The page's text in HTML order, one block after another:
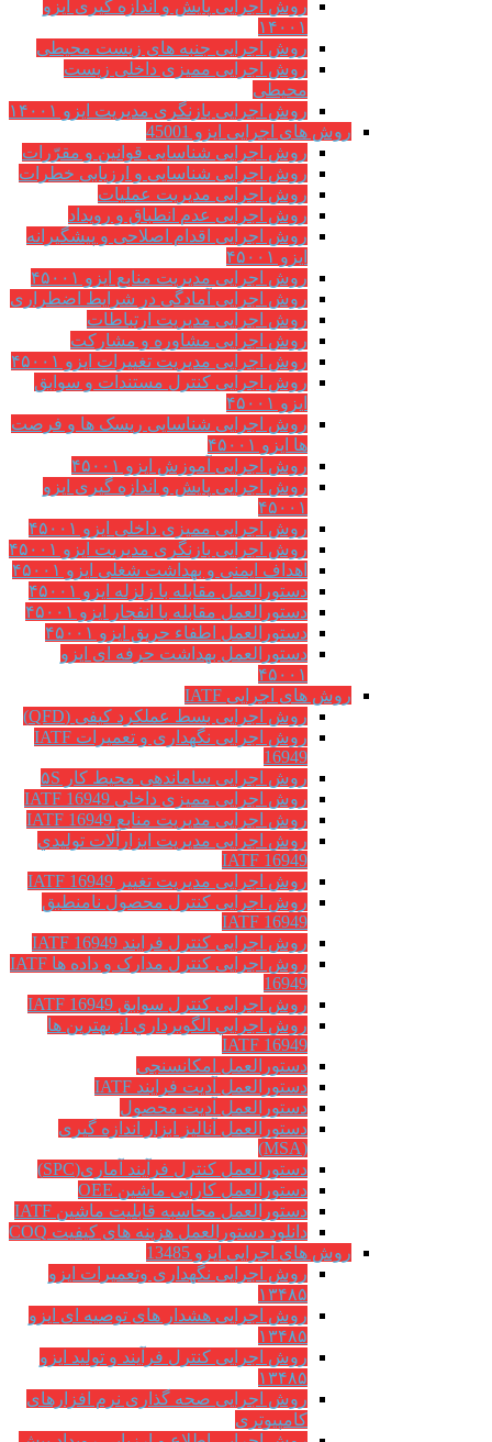
روش اجرایی پایش و اندازه گیری ایزو
۱۴۰۰۱
روش اجرایی جنبه های زیست محیطی
روش اجرایی ممیزی داخلی زیست
محیطی
روش اجرایی بازنگری مدیریت ایزو ۱۴۰۰۱
روش های اجرایی ایزو 45001
روش اجرایی شناسایی قوانین و مقرّرات
روش اجرایی شناسایی و ارزیابی خطرات
روش اجرایی مدیریت عملیات
روش اجرایی عدم انطباق و رویداد
روش اجرایی اقدام اصلاحی و پیشگیرانه
ایزو ۴۵۰۰۱
روش اجرایی مدیریت منابع ایزو ۴۵۰۰۱
روش اجرایی آمادگی در شرایط اضطراری
روش اجرایی مدیریت ارتباطات
روش اجرایی مشاوره و مشارکت
روش اجرایی مدیریت تغییرات ایزو ۴۵۰۰۱
روش اجرایی کنترل مستندات و سوابق
ایزو ۴۵۰۰۱
روش اجرایی شناسایی ریسک ها و فرصت
ها ایزو ۴۵۰۰۱
روش اجرایی آموزش ایزو ۴۵۰۰۱
روش اجرایی پایش و اندازه گیری ایزو
۴۵۰۰۱
روش اجرایی ممیزی داخلی ایزو ۴۵۰۰۱
روش اجرایی بازنگری مدیریت ایزو ۴۵۰۰۱
اهداف ایمنی و بهداشت شغلی ایزو ۴۵۰۰۱
دستورالعمل مقابله با زلزله ایزو ۴۵۰۰۱
دستورالعمل مقابله با انفجار ایزو ۴۵۰۰۱
دستورالعمل اطفاء حریق ایزو ۴۵۰۰۱
دستورالعمل بهداشت حرفه ای ایزو
۴۵۰۰۱
روش های اجرایی IATF
روش اجرایی بسط عملکرد کیفی (QFD)
روش اجرایی نگهداری و تعمیرات IATF
16949
روش اجرایی ساماندهی محیط کار ۵S
روش اجرایی ممیزی داخلی IATF 16949
روش اجرایی مدیریت منابع IATF 16949
روش اجرایی مديريت ابزارآلات توليدي
IATF 16949
روش اجرایی مدیریت تغییر IATF 16949
روش اجرایی کنترل محصول نامنطبق
IATF 16949
روش اجرایی کنترل فرایند IATF 16949
روش اجرایی کنترل مدارک و داده ها IATF
16949
روش اجرایی کنترل سوابق IATF 16949
روش اجرايي الگوبرداري از بهترين ها
IATF 16949
دستورالعمل امکانسنجی
دستورالعمل آدیت فرایند IATF
دستورالعمل آدیت محصول
دستورالعمل آنالیز ابزار اندازه گیری
(MSA)
دستورالعمل کنترل فرآیند آماری(SPC)
دستورالعمل کارایی ماشین OEE
دستورالعمل محاسبه قابلیت ماشین IATF
دانلود دستورالعمل هزینه های کیفیت COQ
روش های اجرایی ایزو 13485
روش اجرایی نگهداری وتعمیرات ایزو
۱۳۴۸۵
روش اجرایی هشدار های توصیه ای ایزو
۱۳۴۸۵
روش اجرایی کنترل فرآیند و تولید ایزو
۱۳۴۸۵
روش اجرایی صحه گذاری نرم افزارهای
کامپیوتری